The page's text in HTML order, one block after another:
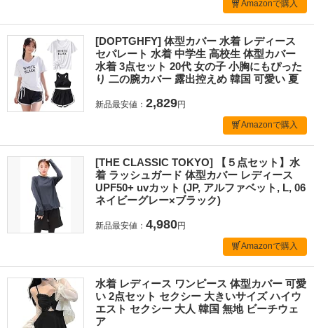
Amazonで購入
[DOPTGHFY] 体型カバー 水着 レディース
セパレート 水着 中学生 高校生 体型カバー
水着 3点セット 20代 女の子 小胸にもぴった
り 二の腕カバー 露出控えめ 韓国 可愛い 夏
新品最安値： 2,829円
Amazonで購入
[THE CLASSIC TOKYO] 【５点セット】水
着 ラッシュガード 体型カバー レディース
UPF50+ uvカット (JP, アルファベット, L, 06
ネイビーグレー×ブラック)
新品最安値： 4,980円
Amazonで購入
水着 レディース ワンピース 体型カバー 可愛
い 2点セット セクシー 大きいサイズ ハイウ
エスト セクシー 大人 韓国 無地 ビーチウェ
ア